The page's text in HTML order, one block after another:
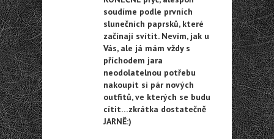
soudíme podle prvních
slunečních paprsků, které
začínají svítit. Nevím, jak u
Vás, ale já mám vždy s
příchodem jara
neodolatelnou potřebu
nakoupit si pár nových
outfitů, ve kterých se budu
cítit…zkrátka dostatečně
JARNĚ:)